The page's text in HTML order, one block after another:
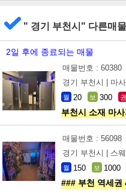
" 경기 부천시" 다른매
2일 후에 종료되는 매물
매물번호 : 60380
경기 부천시 |
마사
월 20 보 300 권
매물번호 : 56098
경기 부천시 |
스웨
월 150 보 1000